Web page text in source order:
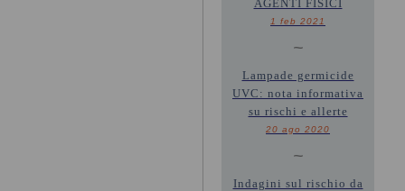
AGENTI FISICI
1 feb 2021
~
Lampade germicide
UVC: nota informativa
su rischi e allerte
20 ago 2020
~
Indagini sul rischio da